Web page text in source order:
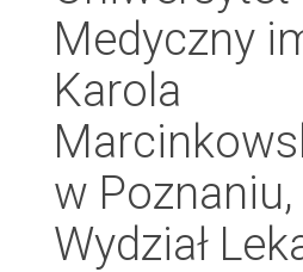
Medyczny
Karola
w Poznaniu,
Wydział